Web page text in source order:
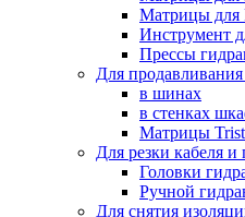
Матрицы для
Инструмент
Прессы
Для продавливания
в шинах
в стенках
Матрицы
Для резки кабеля и
Головки
Ручной
Для снятия